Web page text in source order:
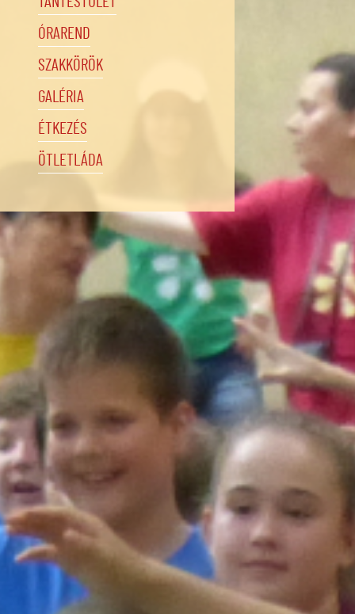
ÓRAREND
SZAKKÖRÖK
GALÉRIA
ÉTKEZÉS
ÖTLETLÁDA